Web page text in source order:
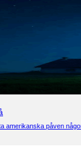
amerikanska påven